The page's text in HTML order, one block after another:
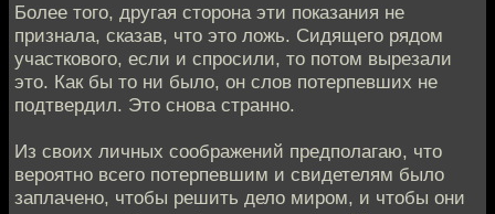
Более того, другая сторона эти показания не
признала, сказав, что это ложь. Сидящего рядом
участкового, если и спросили, то потом вырезали
это. Как бы то ни было, он слов потерпевших не
подтвердил. Это снова странно.
Из своих личных соображений предполагаю, что
вероятно всего потерпевшим и свидетелям было
заплачено, чтобы решить дело миром, и чтобы они